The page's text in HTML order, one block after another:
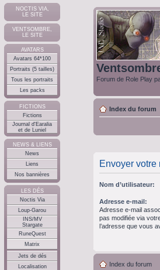
NOCTIS VIA,
LE SITE
VENTSOMBRE,
LE SITE
AVATARS
Avatars 64*100
Portraits (5 tailles)
Tous les portraits
Les packs
FICTIONS
Fictions
Journal d'Earalia
et de Luniel
NEWS & LIENS
News
Liens
Nos bannières
LES DÉS
Noctis Via
Loup-Garou
INS/MV
Stargate
RuneQuest
Matrix
Jets de dés
Localisation
Forum de Role Play
Index du forum
Envoyer votre
Nom d’utilisateur:
Adresse e-mail:
Adresse e-mail
pas modifiée via
l’adresse que vous
Index du forum